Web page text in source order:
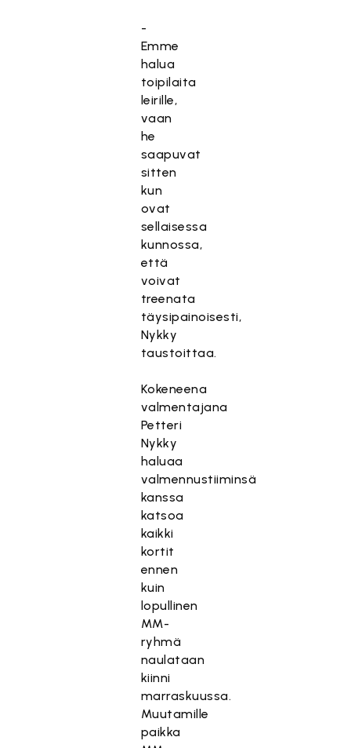
-
Emme
halua
toipilaita
leirille,
vaan
he
saapuvat
sitten
kun
ovat
sellaisessa
kunnossa,
että
voivat
treenata
täysipainoisesti,
Nykky
taustoittaa.
Kokeneena
valmentajana
Petteri
Nykky
haluaa
valmennustiiminsä
kanssa
katsoa
kaikki
kortit
ennen
kuin
lopullinen
MM-
ryhmä
naulataan
kiinni
marraskuussa.
Muutamille
paikka